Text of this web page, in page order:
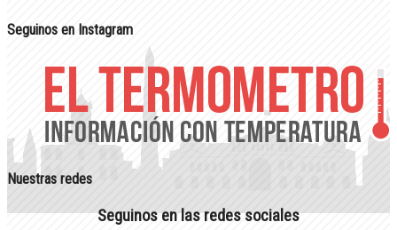
Seguinos en Instagram
Nuestras redes
Seguinos en las redes sociales